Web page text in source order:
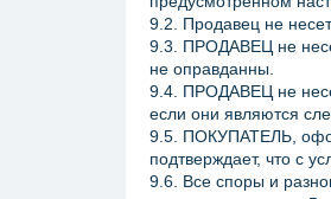
9.2. Продавец не
9.3. ПРОДАВЕЦ не
не оправданны.
9.4. ПРОДАВЕЦ не
если они являются
9.5. ПОКУПАТЕЛЬ,
подтверждает, что с
9.6. Все споры и